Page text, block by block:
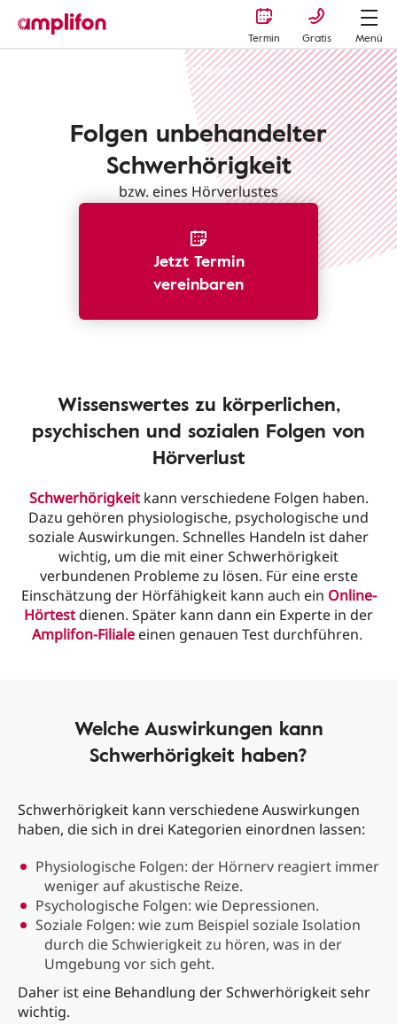
Termin Gratis
Menü
Hörverlust-Folgen
Folgen unbehandelter
Schwerhörigkeit
bzw. eines Hörverlustes
Jetzt Termin
vereinbaren
Wissenswertes zu körperlichen,
psychischen und sozialen Folgen von
Hörverlust
Schwerhörigkeitkann verschiedene Folgen haben.
Dazu gehören physiologische, psychologische und
soziale Auswirkungen. Schnelles Handeln ist daher
wichtig, um die mit einer Schwerhörigkeit
verbundenen Probleme zu lösen. Für eine erste
Einschätzung der Hörfähigkeit kann auch ein Online-
Hörtestdienen. Später kann dann ein Experte in der
Amplifon-Filialeeinen genauen Test durchführen.
Welche Auswirkungen kann
Schwerhörigkeit haben?
Schwerhörigkeit kann verschiedene Auswirkungen
haben, die sich in drei Kategorien einordnen lassen:
Physiologische Folgen: der Hörnerv reagiert immer
weniger auf akustische Reize.
Psychologische Folgen: wie Depressionen.
Soziale Folgen: wie zum Beispiel soziale Isolation
durch die Schwierigkeit zu hören, was in der
Umgebung vor sich geht.
Daher ist eine Behandlung der Schwerhörigkeit sehr
wichtig.